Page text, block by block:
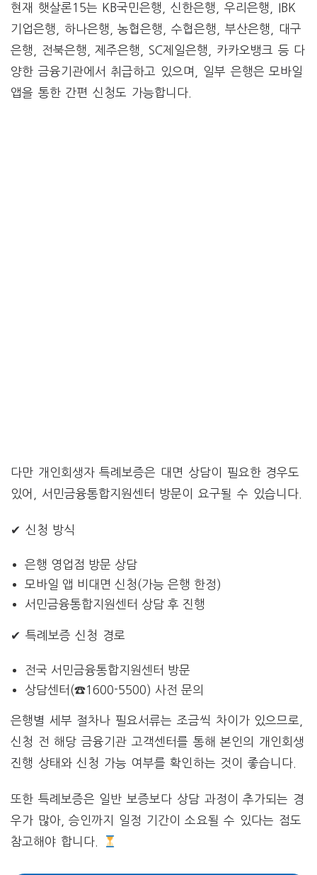
현재 햇살론15는 KB국민은행, 신한은행, 우리은행, IBK
기업은행, 하나은행, 농협은행, 수협은행, 부산은행, 대구
은행, 전북은행, 제주은행, SC제일은행, 카카오뱅크 등 다
양한 금융기관에서 취급하고 있으며, 일부 은행은 모바일
앱을 통한 간편 신청도 가능합니다.
다만 개인회생자 특례보증은 대면 상담이 필요한 경우도
있어, 서민금융통합지원센터 방문이 요구될 수 있습니다.
✔ 신청 방식
은행 영업점 방문 상담
모바일 앱 비대면 신청(가능 은행 한정)
서민금융통합지원센터 상담 후 진행
✔ 특례보증 신청 경로
전국 서민금융통합지원센터 방문
상담센터(☎1600-5500) 사전 문의
은행별 세부 절차나 필요서류는 조금씩 차이가 있으므로,
신청 전 해당 금융기관 고객센터를 통해 본인의 개인회생
진행 상태와 신청 가능 여부를 확인하는 것이 좋습니다.
또한 특례보증은 일반 보증보다 상담 과정이 추가되는 경
우가 많아, 승인까지 일정 기간이 소요될 수 있다는 점도
참고해야 합니다.